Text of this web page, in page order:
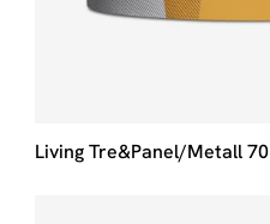
Living Tre&Panel/Metall 70